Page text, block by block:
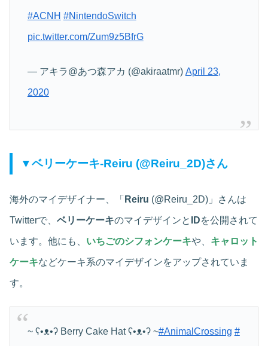
#ACNH #NintendoSwitch
pic.twitter.com/Zum9z5BfrG
— アキラ@あつ森アカ (@akiraatmr) April 23,
2020
▼ベリーケーキ‐Reiru (@Reiru_2D)さん
海外のマイデザイナー、「 Reiru (@Reiru_2D)」さんは
Twitterで、 ベリーケーキのマイデザインと IDを公開されて
います。他にも、 いちごのシフォンケーキや、 キャロット
ケーキなどケーキ系のマイデザインをアップされていま
す。
~ ʕ•ᴥ•ʔ Berry Cake Hat ʕ•ᴥ•ʔ ~#AnimalCrossing #